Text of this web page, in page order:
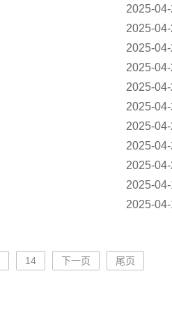
2025-
2025-
2025-
2025-
2025-
2025-
2025-
2025-
2025-
2025-
2025-
14 下一页 尾页